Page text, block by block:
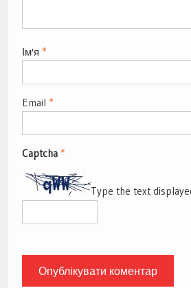
Ім'я *
Email *
Captcha *
Type the text